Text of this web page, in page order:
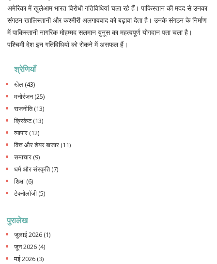
अमेरिका में खुलेआम भारत विरोधी गतिविधियां चला रहे हैं। पाकिस्तान की मदद से उनका
संगठन खालिस्तानी और कश्मीरी अलगाववाद को बढ़ावा देता है। उनके संगठन के निर्माण
में पाकिस्तानी नागरिक मोहम्मद सलमान युनूस का महत्वपूर्ण योगदान पता चला है।
पश्चिमी देश इन गतिविधियों को रोकने में असफल हैं।
श्रेणियाँ
खेल (43)
मनोरंजन(25)
राजनीति(13)
क्रिकेट(13)
व्यापार (12)
वित्त और शेयर बाजार (11)
समाचार (9)
धर्म और संस्कृति(7)
शिक्षा (6)
टेक्नोलॉजी (5)
पुरालेख
जुलाई 2026 (1)
जून 2026 (4)
मई 2026 (3)